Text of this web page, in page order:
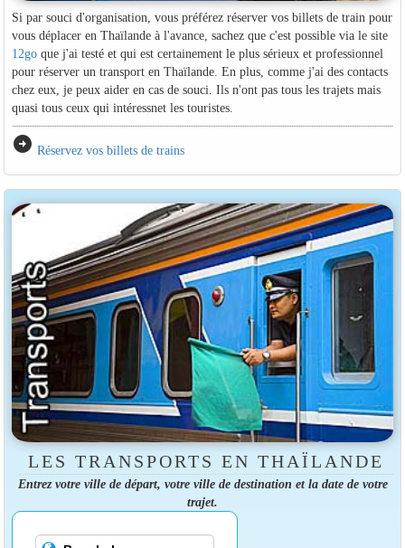
Si par souci d'organisation, vous préférez réserver vos billets de train pour
vous déplacer en Thaïlande à l'avance, sachez que c'est possible via le site
12goque j'ai testé et qui est certainement le plus sérieux et professionnel
pour réserver un transport en Thaïlande. En plus, comme j'ai des contacts
chez eux, je peux aider en cas de souci. Ils n'ont pas tous les trajets mais
quasi tous ceux qui intéressnet les touristes.
arrow_circle_right Réservez vos billets de trains
LES TRANSPORTS EN THAÏLANDE
Entrez votre ville de départ, votre ville de destination et la date de votre
trajet.